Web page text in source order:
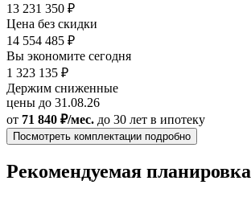
13 231 350 ₽
Цена без скидки
14 554 485 ₽
Вы экономите сегодня
1 323 135 ₽
Держим сниженные
цены до 31.08.26
от 71 840 ₽/мес. до 30 лет в ипотеку
Посмотреть комплектации подробно
Рекомендуемая планировка